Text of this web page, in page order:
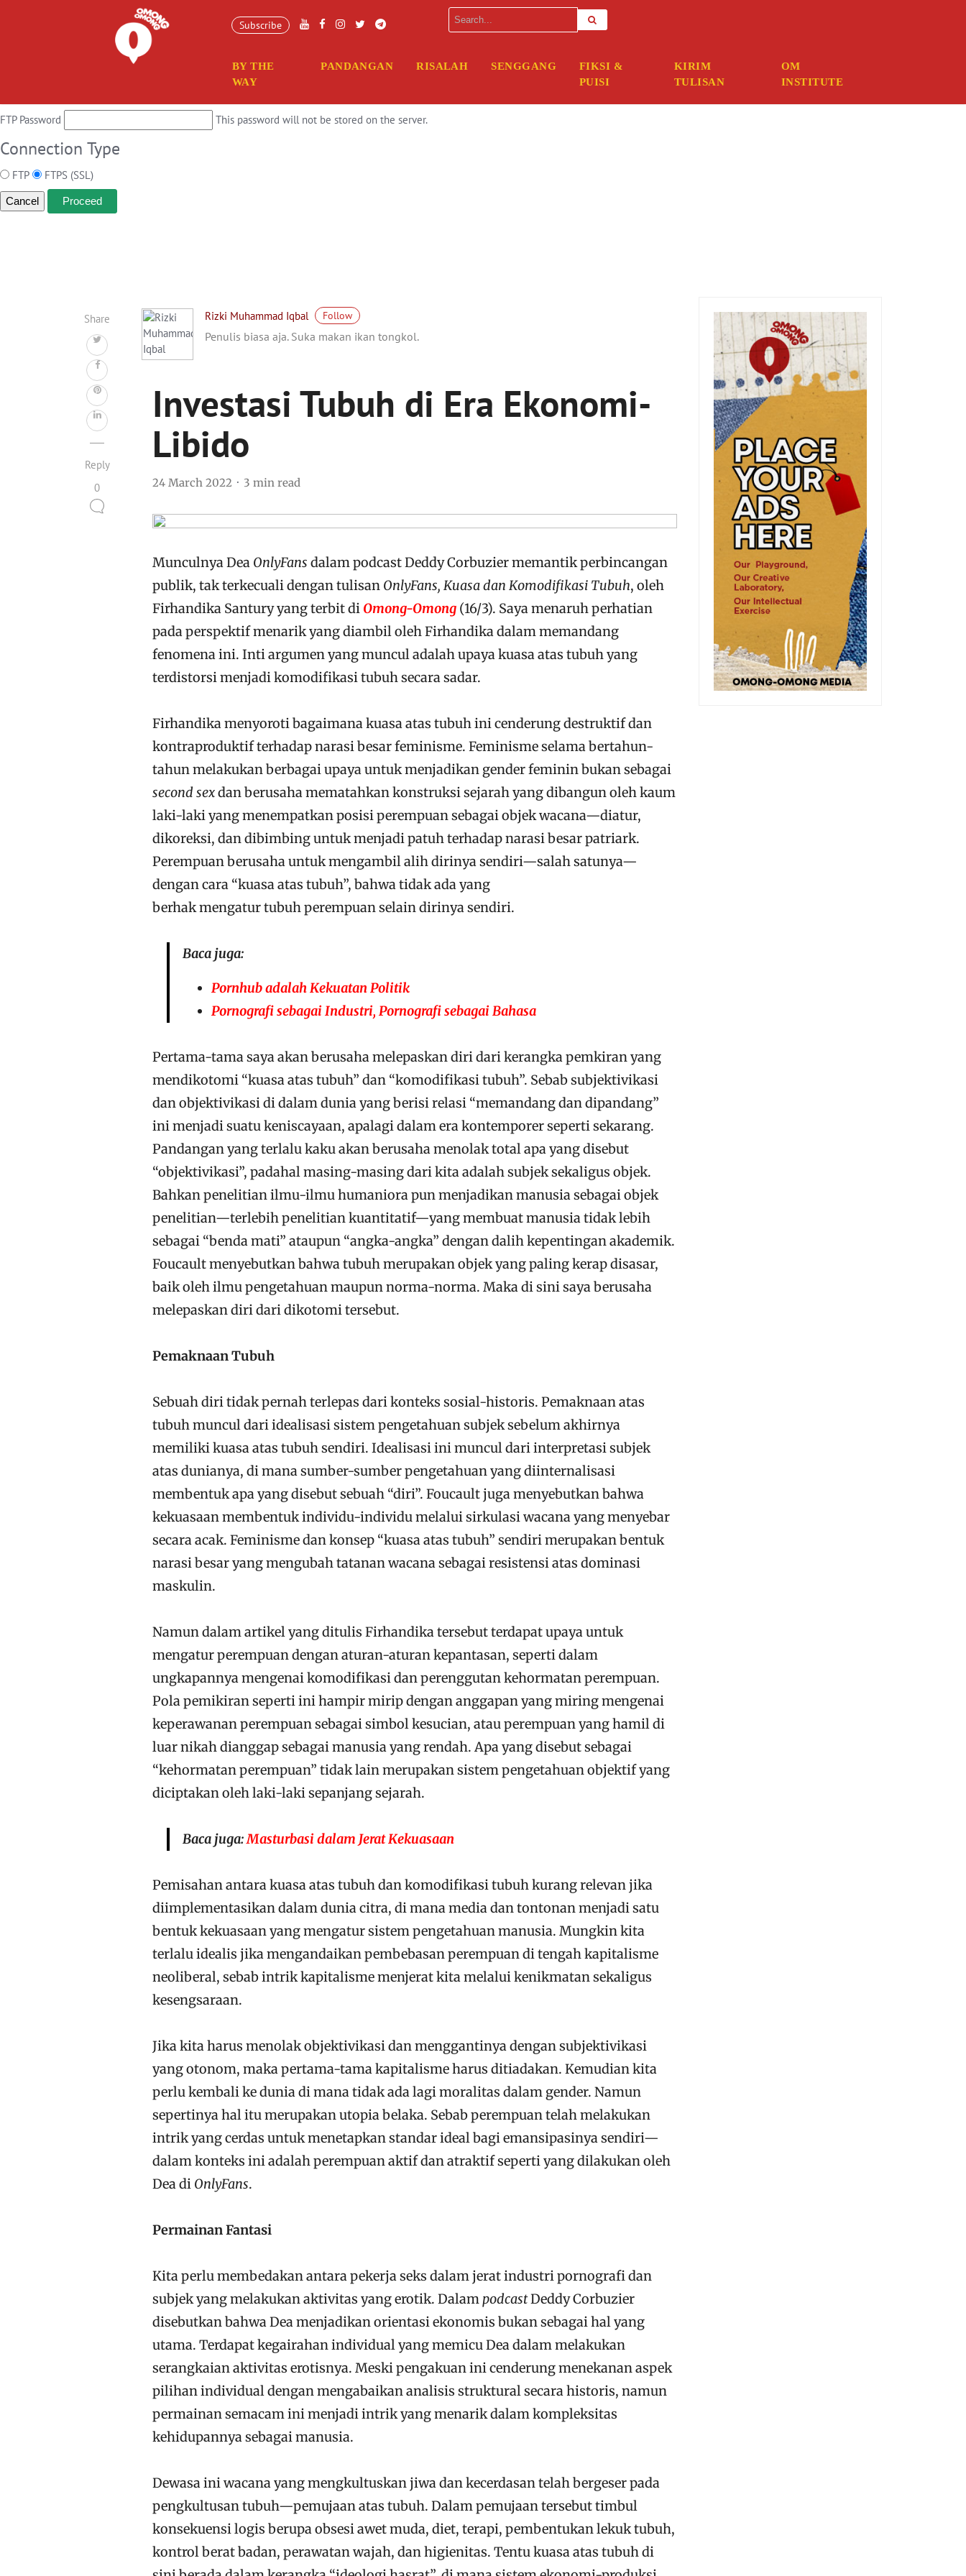
Connection Information
To perform the requested action, WordPress needs to access your web server. Please enter your FTP credentials to proceed. If you do not remember your credentials, you should contact your web host.
FTP Password
This password will not be stored on the server.
Connection Type
FTP FTPS (SSL)
Cancel
Subscribe
BY THE
WAY
PANDANGAN RISALAH SENGGANG
FIKSI &
PUISI
KIRIM
TULISAN
OM
INSTITUTE
Share
Reply
0
Rizki Muhammad Iqbal Follow
Penulis biasa aja. Suka makan ikan tongkol.
Investasi Tubuh di Era Ekonomi-
Libido
24 March 2022 3 min read
Munculnya Dea OnlyFans dalam podcast Deddy Corbuzier memantik perbincangan
publik, tak terkecuali dengan tulisan OnlyFans, Kuasa dan Komodifikasi Tubuh, oleh
Firhandika Santury yang terbit di Omong-Omong (16/3). Saya menaruh perhatian
pada perspektif menarik yang diambil oleh Firhandika dalam memandang
fenomena ini. Inti argumen yang muncul adalah upaya kuasa atas tubuh yang
terdistorsi menjadi komodifikasi tubuh secara sadar.
Firhandika menyoroti bagaimana kuasa atas tubuh ini cenderung destruktif dan
kontraproduktif terhadap narasi besar feminisme. Feminisme selama bertahun-
tahun melakukan berbagai upaya untuk menjadikan gender feminin bukan sebagai
second sexdan berusaha mematahkan konstruksi sejarah yang dibangun oleh kaum
laki-laki yang menempatkan posisi perempuan sebagai objek wacana—diatur,
dikoreksi, dan dibimbing untuk menjadi patuh terhadap narasi besar patriark.
Perempuan berusaha untuk mengambil alih dirinya sendiri—salah satunya—
dengan cara “kuasa atas tubuh”, bahwa tidak ada yang
berhak mengatur tubuh perempuan selain dirinya sendiri.
Baca juga:
Pornhub adalah Kekuatan Politik
Pornografi sebagai Industri, Pornografi sebagai Bahasa
Pertama-tama saya akan berusaha melepaskan diri dari kerangka pemkiran yang
mendikotomi “kuasa atas tubuh” dan “komodifikasi tubuh”. Sebab subjektivikasi
dan objektivikasi di dalam dunia yang berisi relasi “memandang dan dipandang”
ini menjadi suatu keniscayaan, apalagi dalam era kontemporer seperti sekarang.
Pandangan yang terlalu kaku akan berusaha menolak total apa yang disebut
“objektivikasi”, padahal masing-masing dari kita adalah subjek sekaligus objek.
Bahkan penelitian ilmu-ilmu humaniora pun menjadikan manusia sebagai objek
penelitian—terlebih penelitian kuantitatif—yang membuat manusia tidak lebih
sebagai “benda mati” ataupun “angka-angka” dengan dalih kepentingan akademik.
Foucault menyebutkan bahwa tubuh merupakan objek yang paling kerap disasar,
baik oleh ilmu pengetahuan maupun norma-norma. Maka di sini saya berusaha
melepaskan diri dari dikotomi tersebut.
Pemaknaan Tubuh
Sebuah diri tidak pernah terlepas dari konteks sosial-historis. Pemaknaan atas
tubuh muncul dari idealisasi sistem pengetahuan subjek sebelum akhirnya
memiliki kuasa atas tubuh sendiri. Idealisasi ini muncul dari interpretasi subjek
atas dunianya, di mana sumber-sumber pengetahuan yang diinternalisasi
membentuk apa yang disebut sebuah “diri”. Foucault juga menyebutkan bahwa
kekuasaan membentuk individu-individu melalui sirkulasi wacana yang menyebar
secara acak. Feminisme dan konsep “kuasa atas tubuh” sendiri merupakan bentuk
narasi besar yang mengubah tatanan wacana sebagai resistensi atas dominasi
maskulin.
Namun dalam artikel yang ditulis Firhandika tersebut terdapat upaya untuk
mengatur perempuan dengan aturan-aturan kepantasan, seperti dalam
ungkapannya mengenai komodifikasi dan perenggutan kehormatan perempuan.
Pola pemikiran seperti ini hampir mirip dengan anggapan yang miring mengenai
keperawanan perempuan sebagai simbol kesucian, atau perempuan yang hamil di
luar nikah dianggap sebagai manusia yang rendah. Apa yang disebut sebagai
“kehormatan perempuan” tidak lain merupakan sistem pengetahuan objektif yang
diciptakan oleh laki-laki sepanjang sejarah.
Baca juga:Masturbasi dalam Jerat Kekuasaan
Pemisahan antara kuasa atas tubuh dan komodifikasi tubuh kurang relevan jika
diimplementasikan dalam dunia citra, di mana media dan tontonan menjadi satu
bentuk kekuasaan yang mengatur sistem pengetahuan manusia. Mungkin kita
terlalu idealis jika mengandaikan pembebasan perempuan di tengah kapitalisme
neoliberal, sebab intrik kapitalisme menjerat kita melalui kenikmatan sekaligus
kesengsaraan.
Jika kita harus menolak objektivikasi dan menggantinya dengan subjektivikasi
yang otonom, maka pertama-tama kapitalisme harus ditiadakan. Kemudian kita
perlu kembali ke dunia di mana tidak ada lagi moralitas dalam gender. Namun
sepertinya hal itu merupakan utopia belaka. Sebab perempuan telah melakukan
intrik yang cerdas untuk menetapkan standar ideal bagi emansipasinya sendiri—
dalam konteks ini adalah perempuan aktif dan atraktif seperti yang dilakukan oleh
Dea di OnlyFans.
Permainan Fantasi
Kita perlu membedakan antara pekerja seks dalam jerat industri pornografi dan
subjek yang melakukan aktivitas yang erotik. Dalam podcastDeddy Corbuzier
disebutkan bahwa Dea menjadikan orientasi ekonomis bukan sebagai hal yang
utama. Terdapat kegairahan individual yang memicu Dea dalam melakukan
serangkaian aktivitas erotisnya. Meski pengakuan ini cenderung menekanan aspek
pilihan individual dengan mengabaikan analisis struktural secara historis, namun
permainan semacam ini menjadi intrik yang menarik dalam kompleksitas
kehidupannya sebagai manusia.
Dewasa ini wacana yang mengkultuskan jiwa dan kecerdasan telah bergeser pada
pengkultusan tubuh—pemujaan atas tubuh. Dalam pemujaan tersebut timbul
konsekuensi logis berupa obsesi awet muda, diet, terapi, pembentukan lekuk tubuh,
kontrol berat badan, perawatan wajah, dan higienitas. Tentu kuasa atas tubuh di